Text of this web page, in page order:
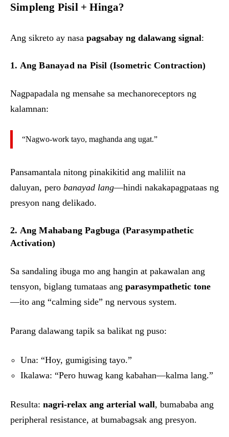
Simpleng Pisil + Hinga?
Ang sikreto ay nasa pagsabay ng dalawang signal:
1. Ang Banayad na Pisil (Isometric Contraction)
Nagpapadala ng mensahe sa mechanoreceptors ng
kalamnan:
“Nagwo-work tayo, maghanda ang ugat.”
Pansamantala nitong pinakikitid ang maliliit na
daluyan, pero banayad lang—hindi nakakapagpataas ng
presyon nang delikado.
2. Ang Mahabang Pagbuga (Parasympathetic
Activation)
Sa sandaling ibuga mo ang hangin at pakawalan ang
tensyon, biglang tumataas ang parasympathetic tone
—ito ang “calming side” ng nervous system.
Parang dalawang tapik sa balikat ng puso:
Una: “Hoy, gumigising tayo.”
Ikalawa: “Pero huwag kang kabahan—kalma lang.”
Resulta: nagri-relax ang arterial wall, bumababa ang
peripheral resistance, at bumabagsak ang presyon.